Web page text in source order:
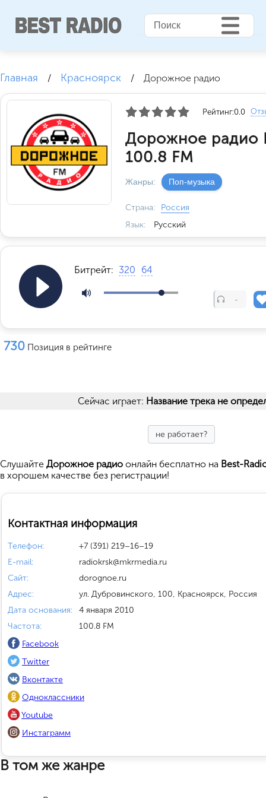
Главная / Красноярск / Дорожное радио
Рейтинг:0.0
Дорожное радио
100.8 FM
Жанры: Поп-музыка
Страна:
Россия
Язык:
Русский
Битрейт: 320 64
-
730 Позиция в рейтинге
Сейчас играет: Название трека не
не работает?
Cлушайте Дорожное радио онлайн бесплатно на Best-
в хорошем качестве без регистрации!
Контактная информация
Телефон:
+7 (391) 219–16–19
E-mail:
radiokrsk@mkrmedia.ru
Сайт:
dorognoe.ru
Адрес:
ул. Дубровинского, 100, Красноярск, Россия
Дата основания:
4 января 2010
Частота:
100.8 FM
Facebook
Twitter
Вконтакте
Одноклассники
Youtube
Инстаграмм
В том же жанре